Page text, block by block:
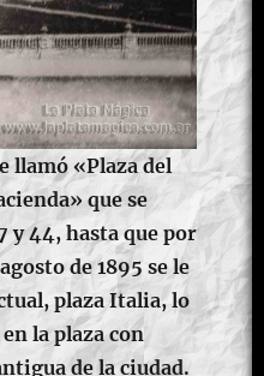
llamó «Plaza del
que se
y 44, hasta que por
de 1895 se le
plaza Italia, lo
la plaza con
de la ciudad.